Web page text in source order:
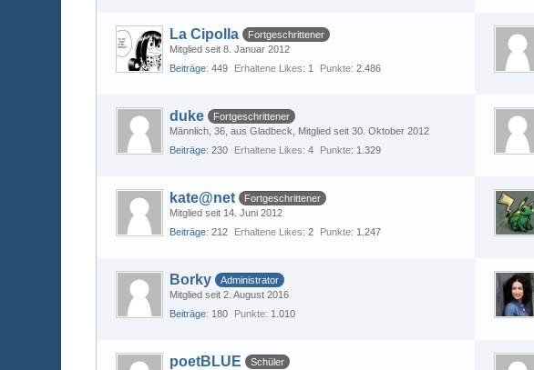
La Cipolla
Fortgeschrittener
Mitglied seit 8. Januar 2012
Beiträge 449 Erhaltene Likes 1 Punkte 2.486
duke
Fortgeschrittener
Männlich 36 aus Gladbeck
Mitglied seit 30. Oktober 2012
Beiträge 230 Erhaltene Likes 4 Punkte 1.329
kate@net
Fortgeschrittener
Mitglied seit 14. Juni 2012
Beiträge 212 Erhaltene Likes 2 Punkte 1.247
Borky
Administrator
Mitglied seit 2. August 2016
Beiträge 180 Punkte 1.010
poetBLUE
Schüler